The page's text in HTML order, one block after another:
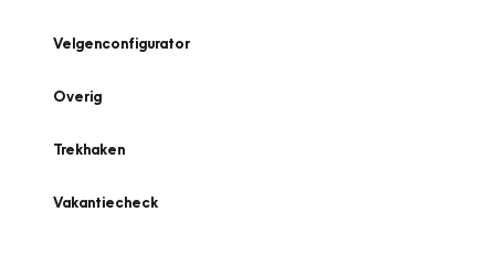
Velgenconfigurator
Overig
Trekhaken
Vakantiecheck